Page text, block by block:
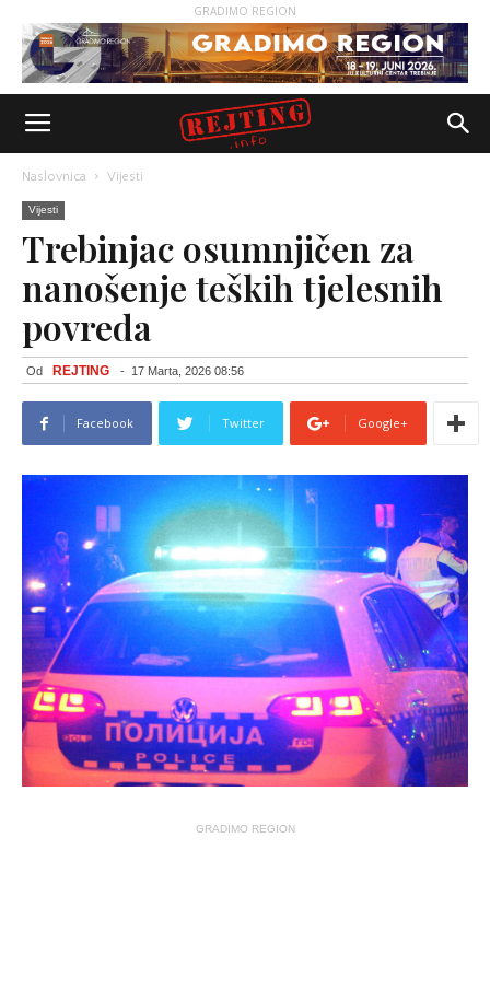
GRADIMO REGION
Naslovnica Vijesti
Vijesti
Trebinjac osumnjičen za
nanošenje teških tjelesnih
povreda
Od REJTING - 17 Marta, 2026 08:56
Facebook Twitter Google+
GRADIMO REGION